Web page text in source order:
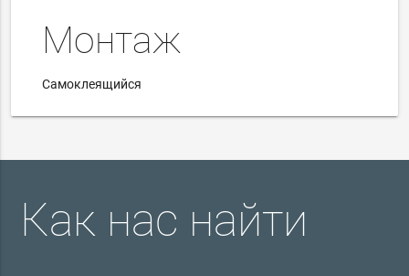
Монтаж
Самоклеящийся
Как нас найти